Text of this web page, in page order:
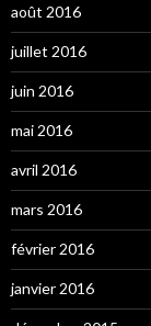
août 2016
juillet 2016
juin 2016
mai 2016
avril 2016
mars 2016
février 2016
janvier 2016